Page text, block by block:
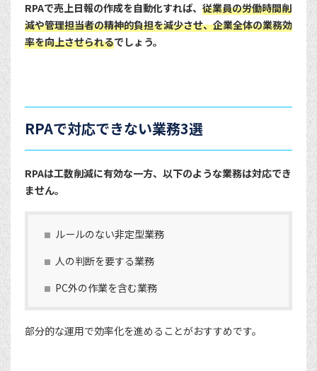
RPAで売上日報の作成を自動化すれば、 従業員の労働時間削
減や管理担当者の精神的負担を減少させ、企業全体の業務効
率を向上させられるでしょう。
RPAで対応できない業務3選
RPAは工数削減に有効な一方、以下のような業務は対応でき
ません。
ルールのない非定型業務
人の判断を要する業務
PC外の作業を含む業務
部分的な運用で効率化を進めることがおすすめです。